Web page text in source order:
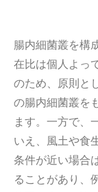
腸内細菌叢を構
在比は個人よっ
のため、原則と
の腸内細菌叢を
ます。一方で、
いえ、風土や食
条件が近い場合
ることがあり、